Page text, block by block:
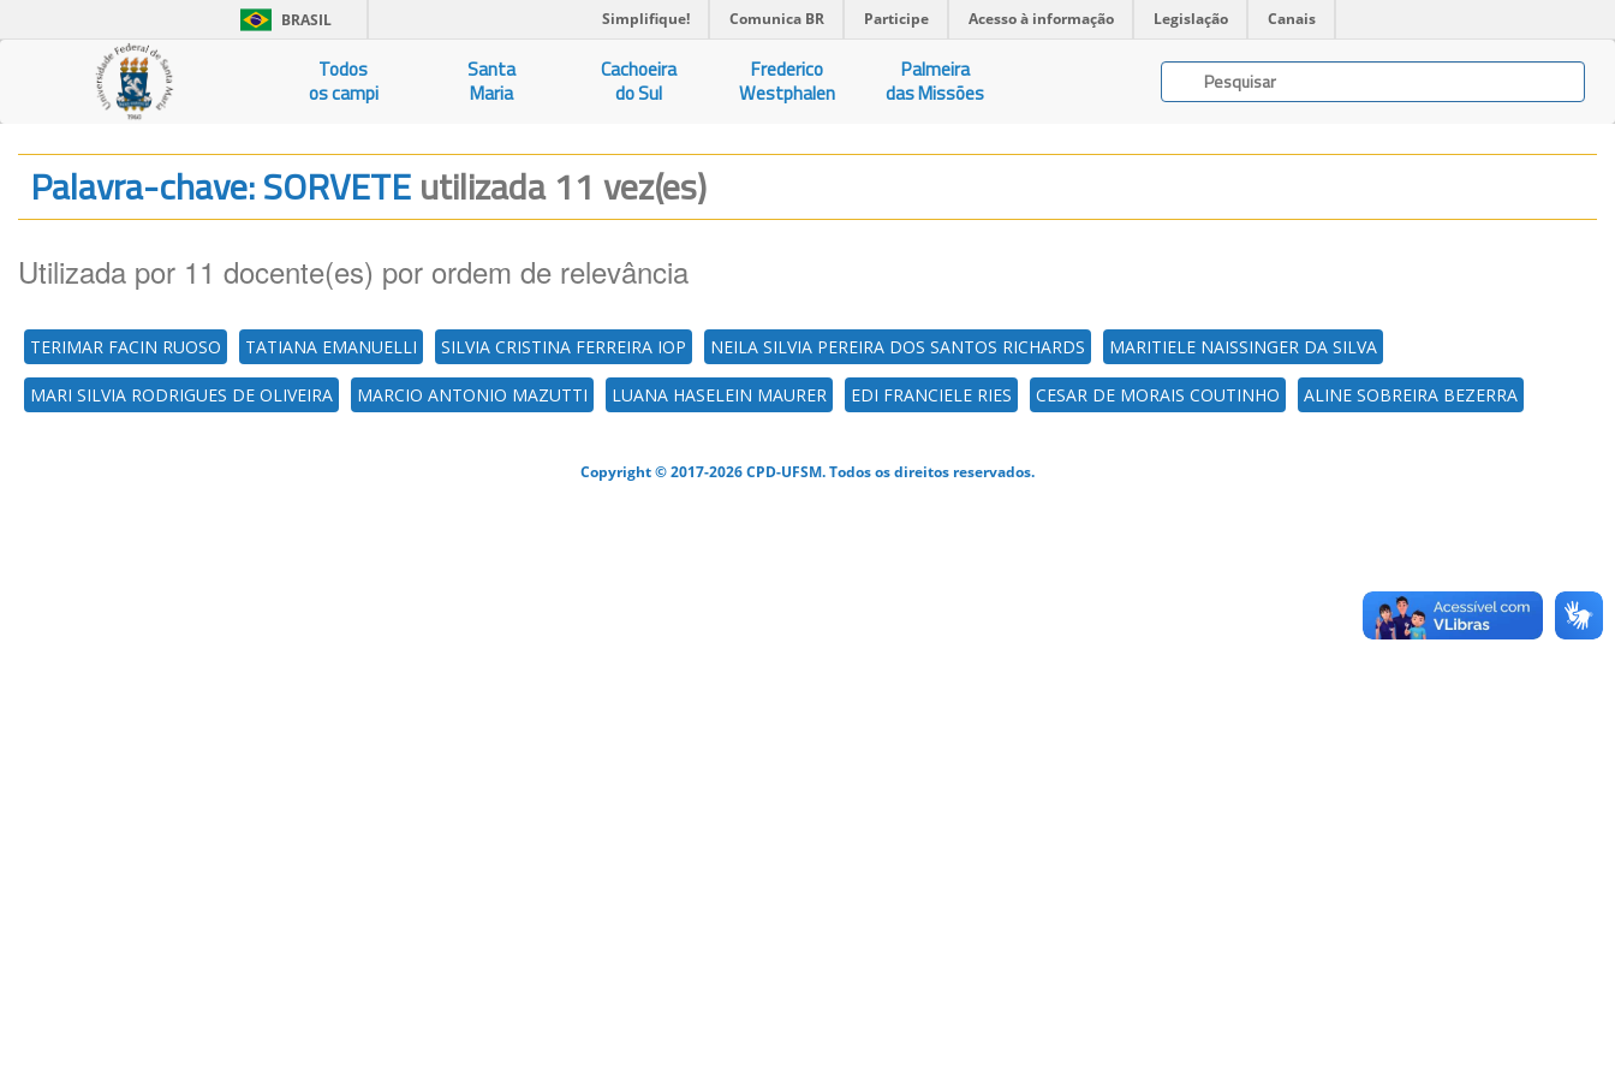
BRASIL Simplifique! Comunica BR Participe Acesso à informação Legislação Canais
Todos
os campi
Santa
Maria
Cachoeira
do Sul
Frederico
Westphalen
Palmeira
das Missões
Palavra-chave: SORVETEutilizada 11 vez(es)
Utilizada por 11 docente(es) por ordem de relevância
TERIMAR FACIN RUOSO TATIANA EMANUELLI SILVIA CRISTINA FERREIRA IOP NEILA SILVIA PEREIRA DOS SANTOS RICHARDS MARITIELE NAISSINGER DA SILVA
MARI SILVIA RODRIGUES DE OLIVEIRA MARCIO ANTONIO MAZUTTI LUANA HASELEIN MAURER EDI FRANCIELE RIES CESAR DE MORAIS COUTINHO ALINE SOBREIRA BEZERRA
Copyright © 2017-2026 CPD-UFSM. Todos os direitos reservados.